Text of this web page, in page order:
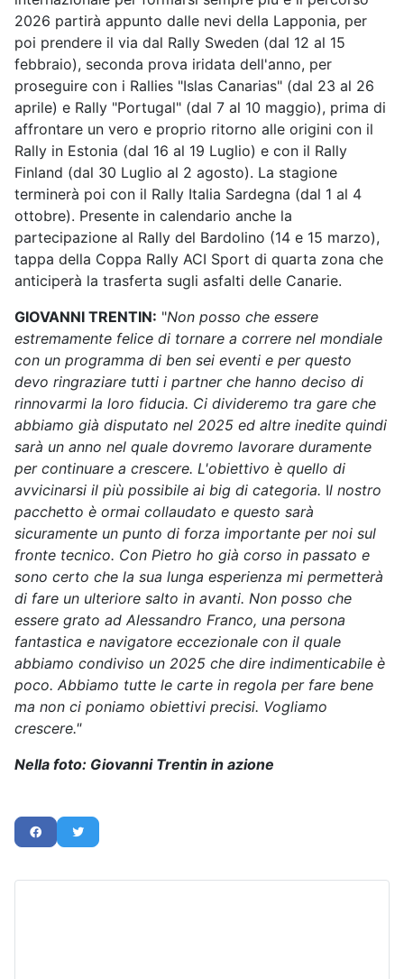
2026 partirà appunto dalle nevi della Lapponia, per
poi prendere il via dal Rally Sweden (dal 12 al 15
febbraio), seconda prova iridata dell'anno, per
proseguire con i Rallies "Islas Canarias" (dal 23 al 26
aprile) e Rally "Portugal" (dal 7 al 10 maggio), prima di
affrontare un vero e proprio ritorno alle origini con il
Rally in Estonia (dal 16 al 19 Luglio) e con il Rally
Finland (dal 30 Luglio al 2 agosto). La stagione
terminerà poi con il Rally Italia Sardegna (dal 1 al 4
ottobre). Presente in calendario anche la
partecipazione al Rally del Bardolino (14 e 15 marzo),
tappa della Coppa Rally ACI Sport di quarta zona che
anticiperà la trasferta sugli asfalti delle Canarie.
GIOVANNI TRENTIN: "Non posso che essere
estremamente felice di tornare a correre nel mondiale
con un programma di ben sei eventi e per questo
devo ringraziare tutti i partner che hanno deciso di
rinnovarmi la loro fiducia. Ci divideremo tra gare che
abbiamo già disputato nel 2025 ed altre inedite quindi
sarà un anno nel quale dovremo lavorare duramente
per continuare a crescere. L'obiettivo è quello di
avvicinarsi il più possibile ai big di categoria. Il nostro
pacchetto è ormai collaudato e questo sarà
sicuramente un punto di forza importante per noi sul
fronte tecnico. Con Pietro ho già corso in passato e
sono certo che la sua lunga esperienza mi permetterà
di fare un ulteriore salto in avanti. Non posso che
essere grato ad Alessandro Franco, una persona
fantastica e navigatore eccezionale con il quale
abbiamo condiviso un 2025 che dire indimenticabile è
poco. Abbiamo tutte le carte in regola per fare bene
ma non ci poniamo obiettivi precisi. Vogliamo
crescere."
Nella foto: Giovanni Trentin in azione